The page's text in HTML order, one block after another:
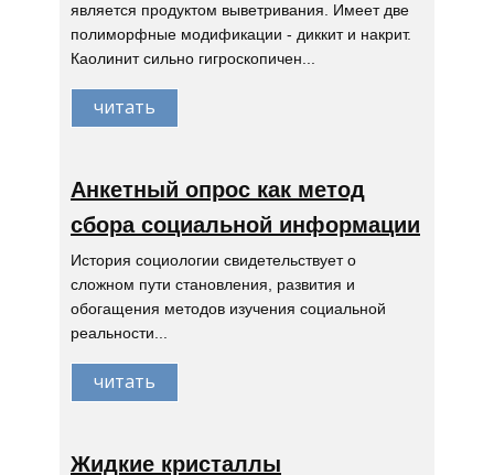
является продуктом выветривания. Имеет две
полиморфные модификации - диккит и накрит.
Каолинит сильно гигроскопичен...
читать
Анкетный опрос как метод
сбора социальной информации
История социологии свидетельствует о
сложном пути становления, развития и
обогащения методов изучения социальной
реальности...
читать
Жидкие кристаллы